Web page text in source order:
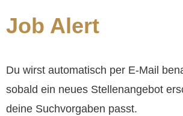
Job Alert
Du wirst automatisch per E-Mail
sobald ein neues Stellenangebot
deine Suchvorgaben passt.